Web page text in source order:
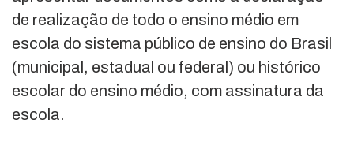
de realização de todo o ensino médio em
escola do sistema público de ensino do Brasil
(municipal, estadual ou federal) ou histórico
escolar do ensino médio, com assinatura da
escola.